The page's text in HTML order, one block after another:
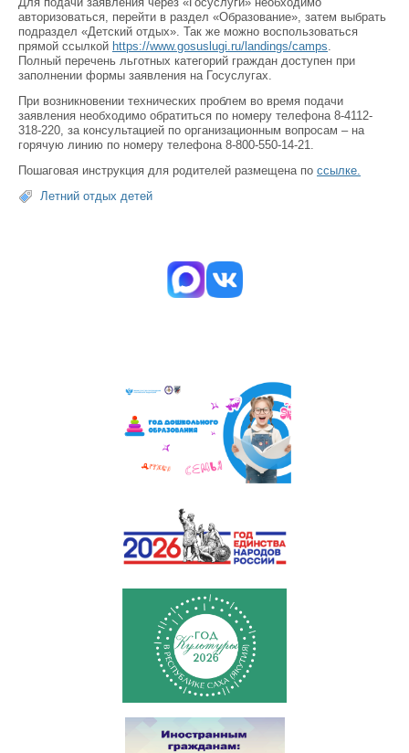
авторизоваться, перейти в раздел «Образование», затем выбрать
подраздел «Детский отдых». Так же можно воспользоваться
прямой ссылкой https://www.gosuslugi.ru/landings/camps.
Полный перечень льготных категорий граждан доступен при
заполнении формы заявления на Госуслугах.
При возникновении технических проблем во время подачи
заявления необходимо обратиться по номеру телефона 8-4112-
318-220, за консультацией по организационным вопросам – на
горячую линию по номеру телефона 8-800-550-14-21.
Пошаговая инструкция для родителей размещена по ссылке.
Летний отдых детей